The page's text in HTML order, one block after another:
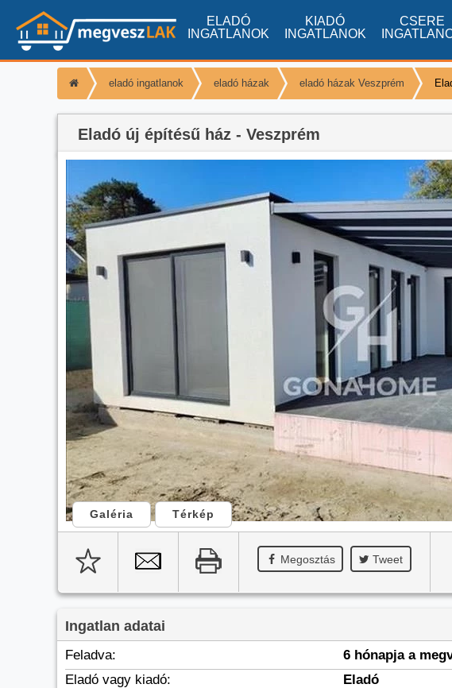
ELADÓ
INGATLANOK
KIADÓ
INGATLANOK
CSERE
eladó ingatlanok eladó házak eladó házak Veszprém
Eladó új építésű ház - Veszprém
Galéria Térkép
Megosztás Tweet
Ingatlan adatai
Feladva:
6 hónapja a
Eladó vagy kiadó:
Eladó